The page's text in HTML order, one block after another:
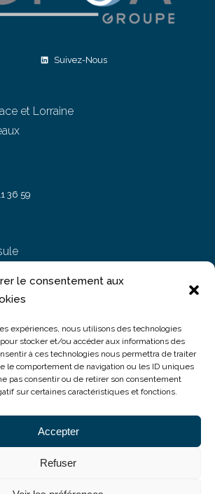
le consentement aux
expériences, nous utilisons des technologies
stocker et/ou accéder aux informations des
à ces technologies nous permettra de traiter
le comportement de navigation ou les ID uniques
pas consentir ou de retirer son consentement
sur certaines caractéristiques et fonctions.
Accepter
Refuser
Suivez-Nous
et Lorraine
36 59
Moll